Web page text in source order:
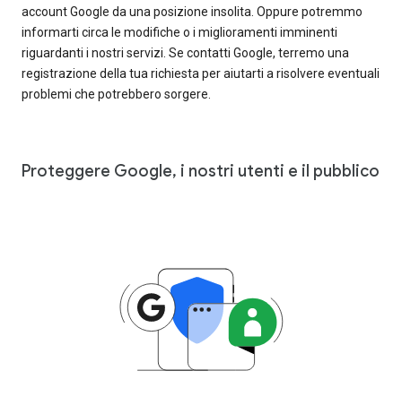
account Google da una posizione insolita. Oppure potremmo
informarti circa le modifiche o i miglioramenti imminenti
riguardanti i nostri servizi. Se contatti Google, terremo una
registrazione della tua richiesta per aiutarti a risolvere eventuali
problemi che potrebbero sorgere.
Proteggere Google, i nostri utenti e il pubblico